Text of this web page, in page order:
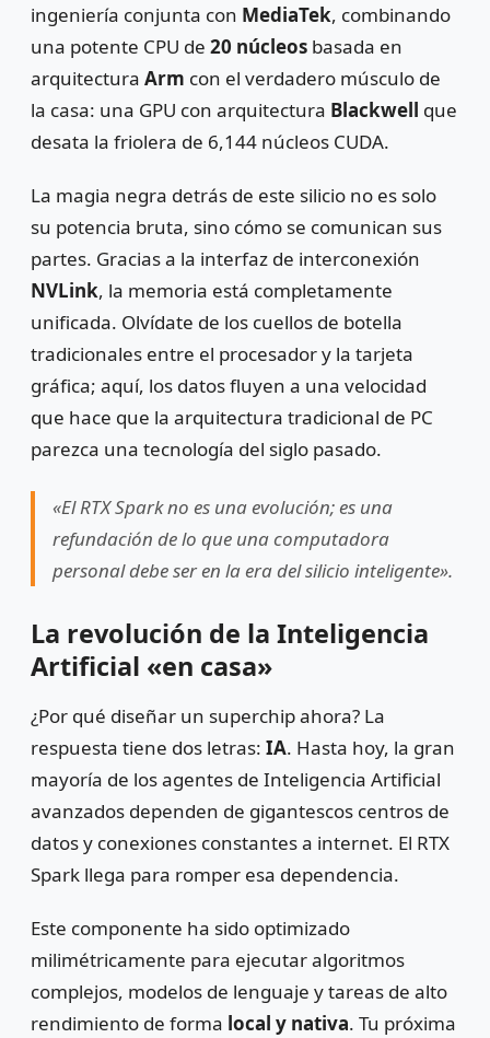
ingeniería conjunta con MediaTek, combinando
una potente CPU de 20 núcleos basada en
arquitectura Arm con el verdadero músculo de
la casa: una GPU con arquitectura Blackwell que
desata la friolera de 6,144 núcleos CUDA.
La magia negra detrás de este silicio no es solo
su potencia bruta, sino cómo se comunican sus
partes. Gracias a la interfaz de interconexión
NVLink, la memoria está completamente
unificada. Olvídate de los cuellos de botella
tradicionales entre el procesador y la tarjeta
gráfica; aquí, los datos fluyen a una velocidad
que hace que la arquitectura tradicional de PC
parezca una tecnología del siglo pasado.
«El RTX Spark no es una evolución; es una
refundación de lo que una computadora
personal debe ser en la era del silicio inteligente».
La revolución de la Inteligencia
Artificial «en casa»
¿Por qué diseñar un superchip ahora? La
respuesta tiene dos letras: IA. Hasta hoy, la gran
mayoría de los agentes de Inteligencia Artificial
avanzados dependen de gigantescos centros de
datos y conexiones constantes a internet. El RTX
Spark llega para romper esa dependencia.
Este componente ha sido optimizado
milimétricamente para ejecutar algoritmos
complejos, modelos de lenguaje y tareas de alto
rendimiento de forma local y nativa. Tu próxima